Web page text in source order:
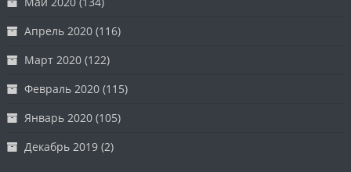
Апрель 2020 (116)
Март 2020 (122)
Февраль 2020 (115)
Январь 2020 (105)
Декабрь 2019 (2)